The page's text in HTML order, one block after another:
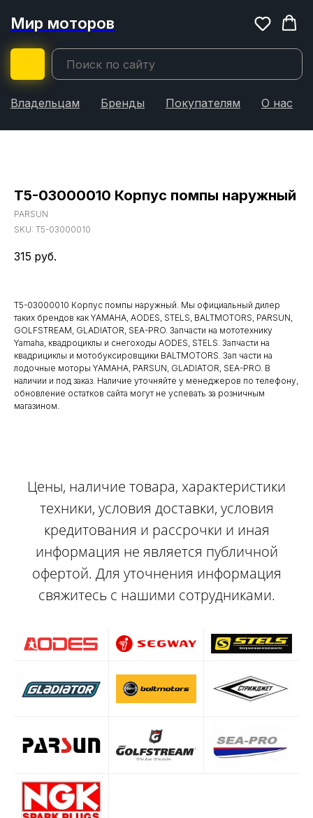
Мир моторов
Владельцам Бренды Покупателям О нас
T5-03000010 Корпус помпы наружный
PARSUN
SKU: T5-03000010
315 руб.
T5-03000010 Корпус помпы наружный. Мы официальный дилер
таких брендов как YAMAHA, AODES, STELS, BALTMOTORS, PARSUN,
GOLFSTREAM, GLADIATOR, SEA-PRO. Запчасти на мототехнику
Yamaha, квадроциклы и снегоходы AODES, STELS. Запчасти на
квадрициклы и мотобуксировщики BALTMOTORS. Зап части на
лодочные моторы YAMAHA, PARSUN, GLADIATOR, SEA-PRO. В
наличии и под заказ. Наличие уточняйте у менеджеров по телефону,
обновление остатков сайта могут не успевать за розничным
магазином.
Цены, наличие товара, характеристики
техники, условия доставки, условия
кредитования и рассрочки и иная
информация не является публичной
офертой. Для уточнения информация
свяжитесь с нашими сотрудниками.